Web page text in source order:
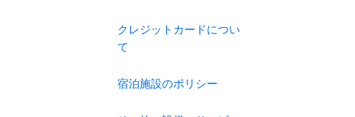
クレジットカードについ
て
宿泊施設のポリシー